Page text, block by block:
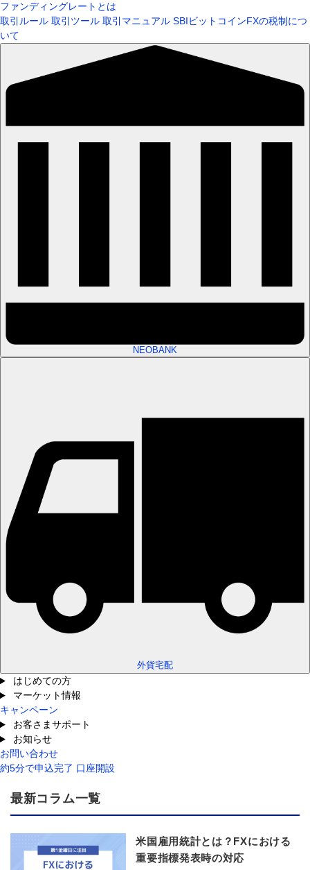
ファンディングレートとは
取引ルール 取引ツール 取引マニュアル SBIビットコインFXの税制につ
いて
NEOBANK
外貨宅配
はじめての方
マーケット情報
キャンペーン
お客さまサポート
お知らせ
お問い合わせ
約5分で申込完了 口座開設
最新コラム一覧
米国雇用統計とは？FXにおける
重要指標発表時の対応